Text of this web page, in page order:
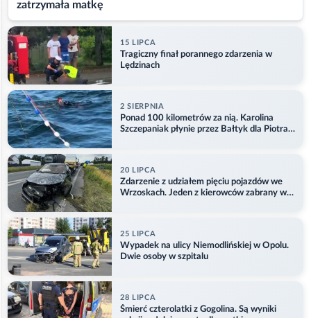
zatrzymała matkę
15 LIPCA
Tragiczny finał porannego zdarzenia w
Lędzinach
2 SIERPNIA
Ponad 100 kilometrów za nią. Karolina
Szczepaniak płynie przez Bałtyk dla Piotra.
20 LIPCA
Zdarzenie z udziałem pięciu pojazdów we
Wrzoskach. Jeden z kierowców zabrany w
25 LIPCA
Wypadek na ulicy Niemodlińskiej w Opolu.
Dwie osoby w szpitalu
28 LIPCA
Śmierć czterolatki z Gogolina. Są wyniki